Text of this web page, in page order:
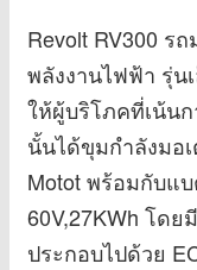
Revolt RV300 ร
พลังงานไฟฟ้า รุ่น
ให้ผู้บริโภคที่เน้น
นั้นได้ขุมกำลังมอ
Motot พร้อมกับแ
60V,27KWh โด
ประกอบไปด้วย